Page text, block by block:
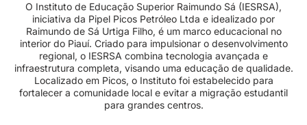
O Instituto de Educação Superior Raimundo Sá (IESRSA),
iniciativa da Pipel Picos Petróleo Ltda e idealizado por
Raimundo de Sá Urtiga Filho, é um marco educacional no
interior do Piauí. Criado para impulsionar o desenvolvimento
regional, o IESRSA combina tecnologia avançada e
infraestrutura completa, visando uma educação de qualidade.
Localizado em Picos, o Instituto foi estabelecido para
fortalecer a comunidade local e evitar a migração estudantil
para grandes centros.